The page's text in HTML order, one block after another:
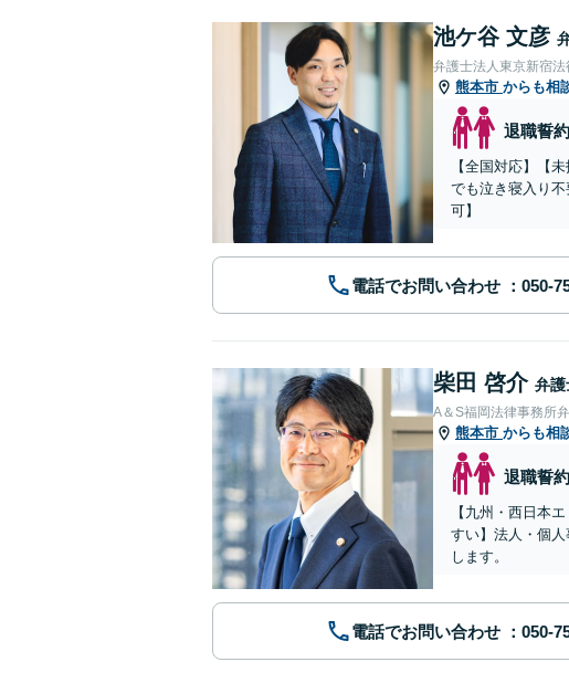
池ケ谷 文彦
弁護士法人東京新宿
熊本市 からも相
退職誓
【全国対応】【
でも泣き寝入り
可】
電話でお問い合わせ
柴田 啓介 弁護
A＆S福岡法律事務所
熊本市 からも相
退職誓
【九州・西日本
すい】法人・個
します。
電話でお問い合わせ